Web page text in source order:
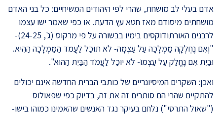
אדם בעלי לב מושחת, שהרי לפי היהודים המשיחיים: כל בני האדם
מושחתים מיסודם מאז חטא עץ הדעת. או כפי שאמר ישו עצמו
לרבנים האורתודוקסים בימיו בבשורה על פי מרקוס (ג', 24-25)-
"וְאִם נֶחְלְקָה מַמְלָכָה עַל עַצְמָהּ- לֹא תוּכַל לַעֲמֹד הַמַּמְלָכָה הַהִיא.
וּבַיִת אִם נֶחֱלַק עַל עַצְמוֹ- לֹא יוּכַל לַעֲמֹד הַבַּיִת הַהוּא".
ואכן: השקרים המיסיונריים של כותבי הברית החדשה אינם יכולים
להתקיים שהרי הם סותרים זה את זה, בדיוק כפי שפאולוס
("שאול התרסי") נלחם בעיקר נגד האנשים שהאמינו כמוהו בישו-